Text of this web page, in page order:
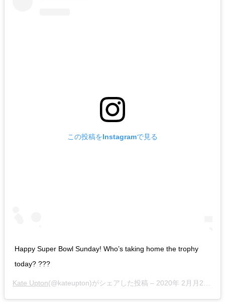
この投稿をInstagramで見る
Happy Super Bowl Sunday! Who’s taking home the trophy
today? ???
Kate Upton(@kateupton)がシェアした投稿 – 2020年 2月月2日午後1時47分PST